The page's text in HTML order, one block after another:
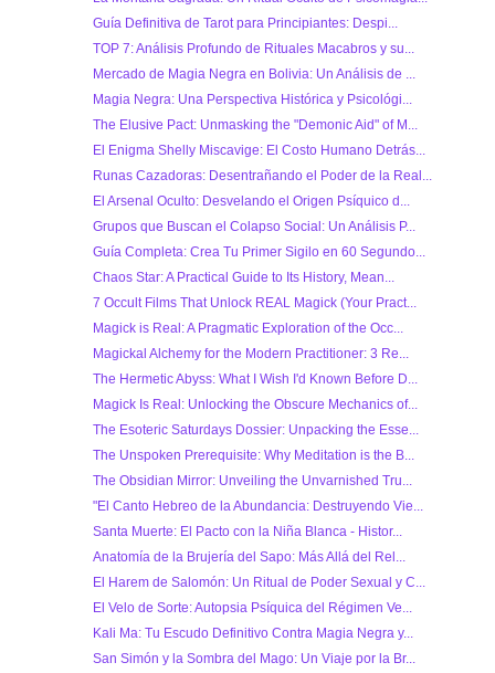
Guía Definitiva de Tarot para Principiantes: Despi...
TOP 7: Análisis Profundo de Rituales Macabros y su...
Mercado de Magia Negra en Bolivia: Un Análisis de ...
Magia Negra: Una Perspectiva Histórica y Psicológi...
The Elusive Pact: Unmasking the "Demonic Aid" of M...
El Enigma Shelly Miscavige: El Costo Humano Detrás...
Runas Cazadoras: Desentrañando el Poder de la Real...
El Arsenal Oculto: Desvelando el Origen Psíquico d...
Grupos que Buscan el Colapso Social: Un Análisis P...
Guía Completa: Crea Tu Primer Sigilo en 60 Segundo...
Chaos Star: A Practical Guide to Its History, Mean...
7 Occult Films That Unlock REAL Magick (Your Pract...
Magick is Real: A Pragmatic Exploration of the Occ...
Magickal Alchemy for the Modern Practitioner: 3 Re...
The Hermetic Abyss: What I Wish I'd Known Before D...
Magick Is Real: Unlocking the Obscure Mechanics of...
The Esoteric Saturdays Dossier: Unpacking the Esse...
The Unspoken Prerequisite: Why Meditation is the B...
The Obsidian Mirror: Unveiling the Unvarnished Tru...
"El Canto Hebreo de la Abundancia: Destruyendo Vie...
Santa Muerte: El Pacto con la Niña Blanca - Histor...
Anatomía de la Brujería del Sapo: Más Allá del Rel...
El Harem de Salomón: Un Ritual de Poder Sexual y C...
El Velo de Sorte: Autopsia Psíquica del Régimen Ve...
Kali Ma: Tu Escudo Definitivo Contra Magia Negra y...
San Simón y la Sombra del Mago: Un Viaje por la Br...